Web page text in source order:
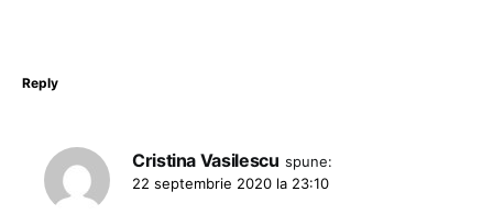
Reply
Cristina Vasilescu spune:
22 septembrie 2020 la 23:10